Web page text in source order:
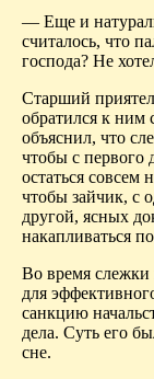
— Еще и
считалось, что
господа? Не
Старший
обратился к ним
объяснил, что
чтобы с первого
остаться совсем
чтобы зайчик, с
другой, ясных
накапливаться
Во время слежки
для
санкцию
дела. Суть его
сне.